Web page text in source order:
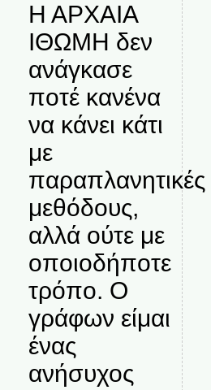
Η ΑΡΧΑΙΑ
ΙΘΩΜΗ δεν
ανάγκασε
ποτέ κανένα
να κάνει κάτι
με
παραπλανητικές
μεθόδους,
αλλά ούτε με
οποιοδήποτε
τρόπο. Ο
γράφων είμαι
ένας
ανήσυχος